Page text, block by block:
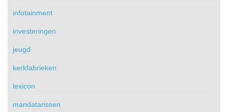
infotainment
investeringen
jeugd
kerkfabrieken
lexicon
mandatarissen